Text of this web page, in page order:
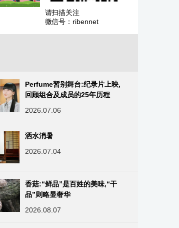
请扫描关注
微信号：ribennet
Perfume暂别舞台:纪录片上映,
回顾组合及成员的25年历程
2026.07.06
洒水消暑
2026.07.04
香菇:“鲜品”是百姓的美味,“干
品”则略显奢华
2026.08.07